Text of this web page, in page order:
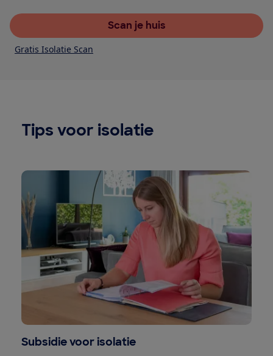
Scan je huis
Gratis Isolatie Scan
Tips voor isolatie
Subsidie voor isolatie